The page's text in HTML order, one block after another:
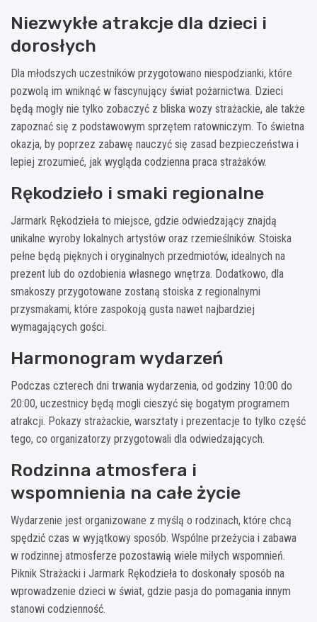
Niezwykłe atrakcje dla dzieci i
dorosłych
Dla młodszych uczestników przygotowano niespodzianki, które
pozwolą im wniknąć w fascynujący świat pożarnictwa. Dzieci
będą mogły nie tylko zobaczyć z bliska wozy strażackie, ale także
zapoznać się z podstawowym sprzętem ratowniczym. To świetna
okazja, by poprzez zabawę nauczyć się zasad bezpieczeństwa i
lepiej zrozumieć, jak wygląda codzienna praca strażaków.
Rękodzieło i smaki regionalne
Jarmark Rękodzieła to miejsce, gdzie odwiedzający znajdą
unikalne wyroby lokalnych artystów oraz rzemieślników. Stoiska
pełne będą pięknych i oryginalnych przedmiotów, idealnych na
prezent lub do ozdobienia własnego wnętrza. Dodatkowo, dla
smakoszy przygotowane zostaną stoiska z regionalnymi
przysmakami, które zaspokoją gusta nawet najbardziej
wymagających gości.
Harmonogram wydarzeń
Podczas czterech dni trwania wydarzenia, od godziny 10:00 do
20:00, uczestnicy będą mogli cieszyć się bogatym programem
atrakcji. Pokazy strażackie, warsztaty i prezentacje to tylko część
tego, co organizatorzy przygotowali dla odwiedzających.
Rodzinna atmosfera i
wspomnienia na całe życie
Wydarzenie jest organizowane z myślą o rodzinach, które chcą
spędzić czas w wyjątkowy sposób. Wspólne przeżycia i zabawa
w rodzinnej atmosferze pozostawią wiele miłych wspomnień.
Piknik Strażacki i Jarmark Rękodzieła to doskonały sposób na
wprowadzenie dzieci w świat, gdzie pasja do pomagania innym
stanowi codzienność.